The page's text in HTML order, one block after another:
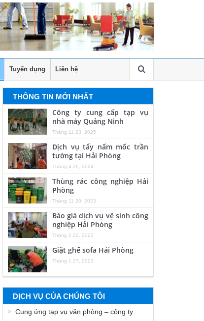
Tuyển dụng Liên hệ
THÔNG TIN MỚI NHẤT
Công ty cung cấp tạp vụ
nhà máy Quảng Ninh
Tháng 11 23, 2025
Dịch vụ tẩy nấm mốc trần
tường tại Hải Phòng
Tháng 4 26, 2024
Thùng rác công nghiệp Hải
Phòng
Tháng 11 20, 2023
Báo giá dịch vụ vệ sinh công
nghiệp Hải Phòng
Tháng 2 22, 2023
Giặt ghế sofa Hải Phòng
Tháng 1 27, 2023
DỊCH VỤ CỦA CHÚNG TÔI
Cung ứng tạp vụ văn phòng – công ty